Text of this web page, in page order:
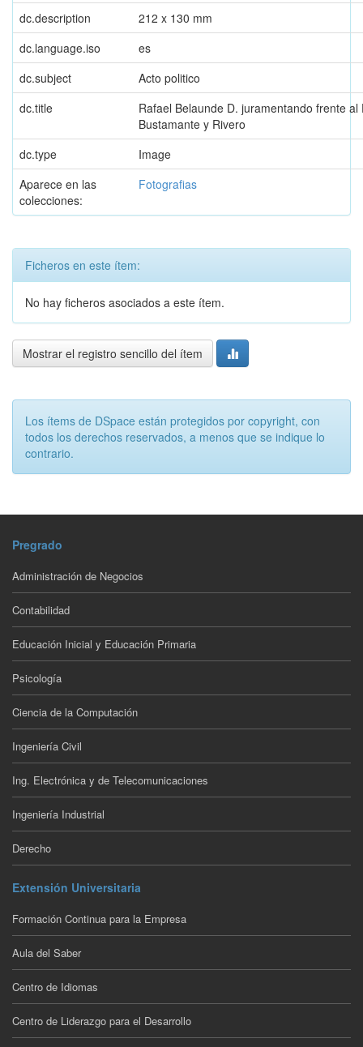
dc.description
212 x 130 mm
dc.language.iso
es
dc.subject
Acto politico
dc.title
Rafael Belaunde D. juramentando frente al
Bustamante y Rivero
dc.type
Image
Aparece en las
colecciones:
Fotografias
Ficheros en este ítem:
No hay ficheros asociados a este ítem.
Mostrar el registro sencillo del ítem
Los ítems de DSpace están protegidos por copyright, con
todos los derechos reservados, a menos que se indique lo
contrario.
Pregrado
Administración de Negocios
Contabilidad
Educación Inicial y Educación Primaria
Psicología
Ciencia de la Computación
Ingeniería Civil
Ing. Electrónica y de Telecomunicaciones
Ingeniería Industrial
Derecho
Extensión Universitaria
Formación Continua para la Empresa
Aula del Saber
Centro de Idiomas
Centro de Liderazgo para el Desarrollo